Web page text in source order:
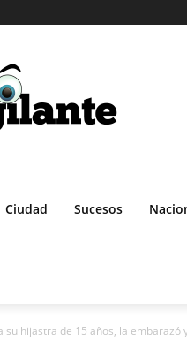
Ciudad Sucesos
su hijastra de 15 años, la embarazó